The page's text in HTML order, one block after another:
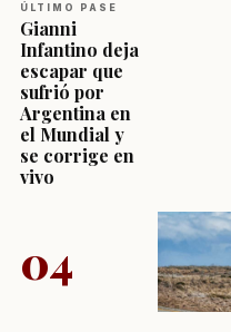
ÚLTIMO PASE
Gianni
Infantino deja
escapar que
sufrió por
Argentina en
el Mundial y
se corrige en
vivo
04